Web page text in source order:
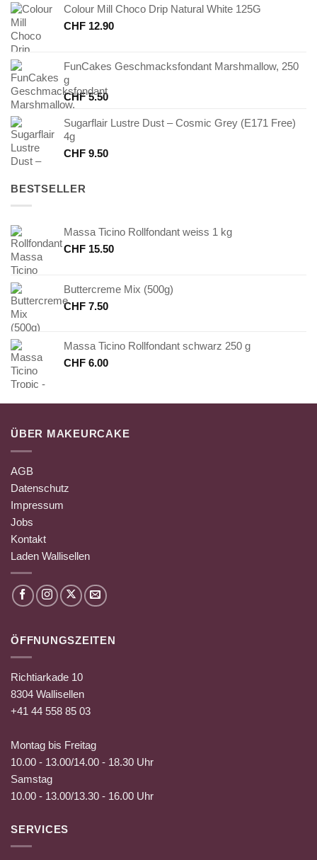
Colour Mill Choco Drip Natural White 125G
CHF 12.90
FunCakes Geschmacksfondant Marshmallow, 250
g
CHF5.50
Sugarflair Lustre Dust – Cosmic Grey (E171 Free)
4g
CHF 9.50
BESTSELLER
Massa Ticino Rollfondant weiss 1 kg
CHF 15.50
Buttercreme Mix (500g)
CHF 7.50
Massa Ticino Rollfondant schwarz 250 g
CHF 6.00
ÜBER MAKEURCAKE
AGB
Datenschutz
Impressum
Jobs
Kontakt
Laden Wallisellen
ÖFFNUNGSZEITEN
Richtiarkade 10
8304 Wallisellen
+41 44 558 85 03
Montag bis Freitag
10.00 - 13.00/14.00 - 18.30 Uhr
Samstag
10.00 - 13.00/13.30 - 16.00 Uhr
SERVICES